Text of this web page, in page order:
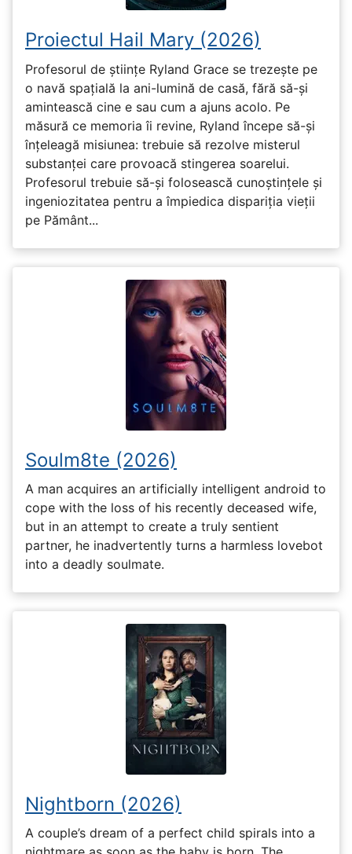
Proiectul Hail Mary (2026)
Profesorul de științe Ryland Grace se trezește pe
o navă spațială la ani-lumină de casă, fără să-și
amintească cine e sau cum a ajuns acolo. Pe
măsură ce memoria îi revine, Ryland începe să-și
înțeleagă misiunea: trebuie să rezolve misterul
substanței care provoacă stingerea soarelui.
Profesorul trebuie să-și folosească cunoștințele și
ingeniozitatea pentru a împiedica dispariția vieții
pe Pământ...
Soulm8te (2026)
A man acquires an artificially intelligent android to
cope with the loss of his recently deceased wife,
but in an attempt to create a truly sentient
partner, he inadvertently turns a harmless lovebot
into a deadly soulmate.
Nightborn (2026)
A couple’s dream of a perfect child spirals into a